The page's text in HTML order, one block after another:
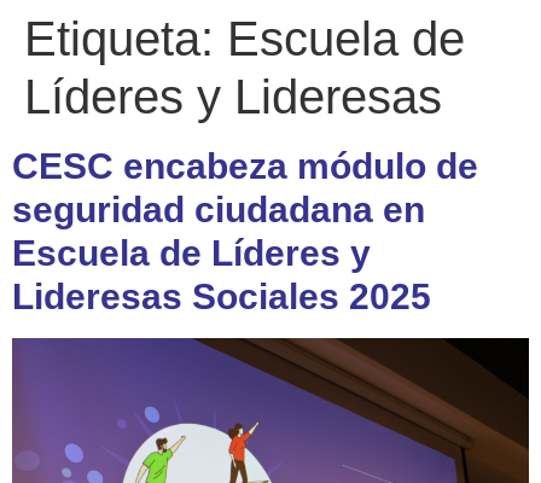
Etiqueta: Escuela de
Líderes y Lideresas
CESC encabeza módulo de
seguridad ciudadana en
Escuela de Líderes y
Lideresas Sociales 2025